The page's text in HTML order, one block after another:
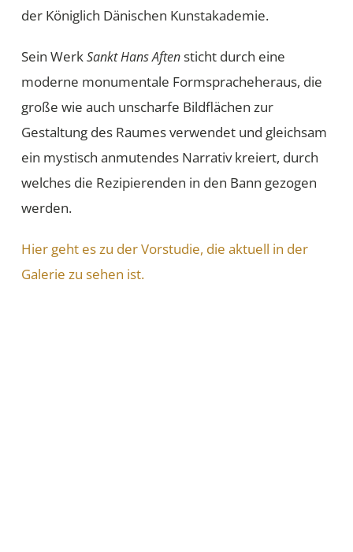
der Königlich Dänischen Kunstakademie.
Sein WerkSankt Hans Aftensticht durch eine
moderne monumentale Formspracheheraus, die
große wie auch unscharfe Bildflächen zur
Gestaltung des Raumes verwendet und gleichsam
ein mystisch anmutendes Narrativ kreiert, durch
welches die Rezipierenden in den Bann gezogen
werden.
Hier geht es zu der Vorstudie, die aktuell in der
Galerie zu sehen ist.